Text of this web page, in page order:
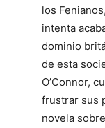
los
intenta
dominio
de esta
O’Connor,
frustrar sus
novela